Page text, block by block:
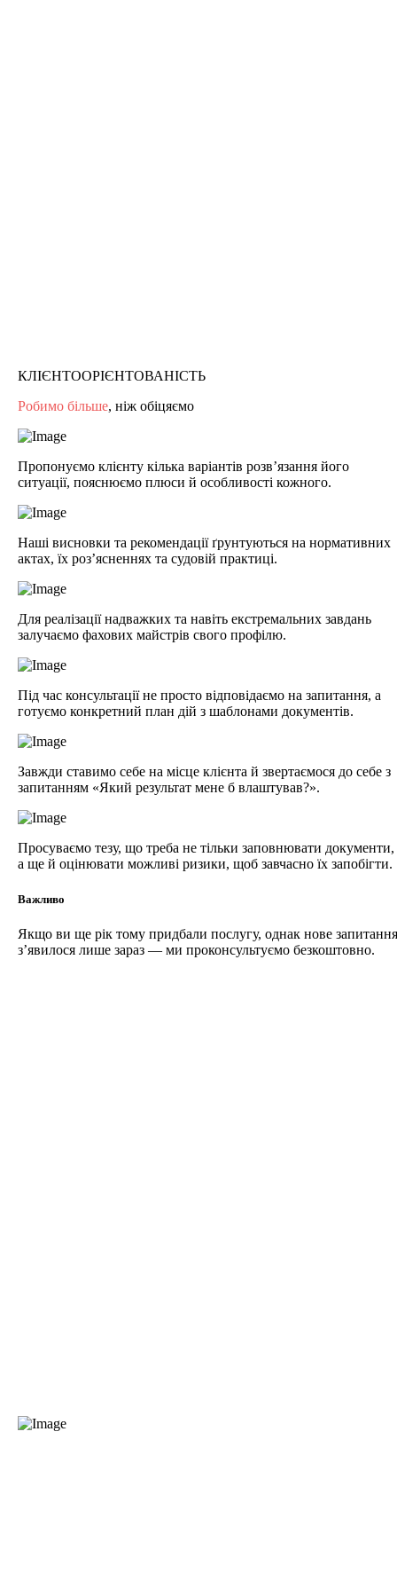
КЛІЄНТООРІЄНТОВАНІСТЬ
Робимо більше, ніж обіцяємо
Пропонуємо клієнту кілька варіантів розв’язання його
ситуації, пояснюємо плюси й особливості кожного.
Наші висновки та рекомендації ґрунтуються на нормативних
актах, їх роз’ясненнях та судовій практиці.
Для реалізації надважких та навіть екстремальних завдань
залучаємо фахових майстрів свого профілю.
Під час консультації не просто відповідаємо на запитання, а
готуємо конкретний план дій з шаблонами документів.
Завжди ставимо себе на місце клієнта й звертаємося до себе з
запитанням «Який результат мене б влаштував?».
Просуваємо тезу, що треба не тільки заповнювати документи,
а ще й оцінювати можливі ризики, щоб завчасно їх запобігти.
Важливо
Якщо ви ще рік тому придбали послугу, однак нове запитання
з’явилося лише зараз — ми проконсультуємо безкоштовно.